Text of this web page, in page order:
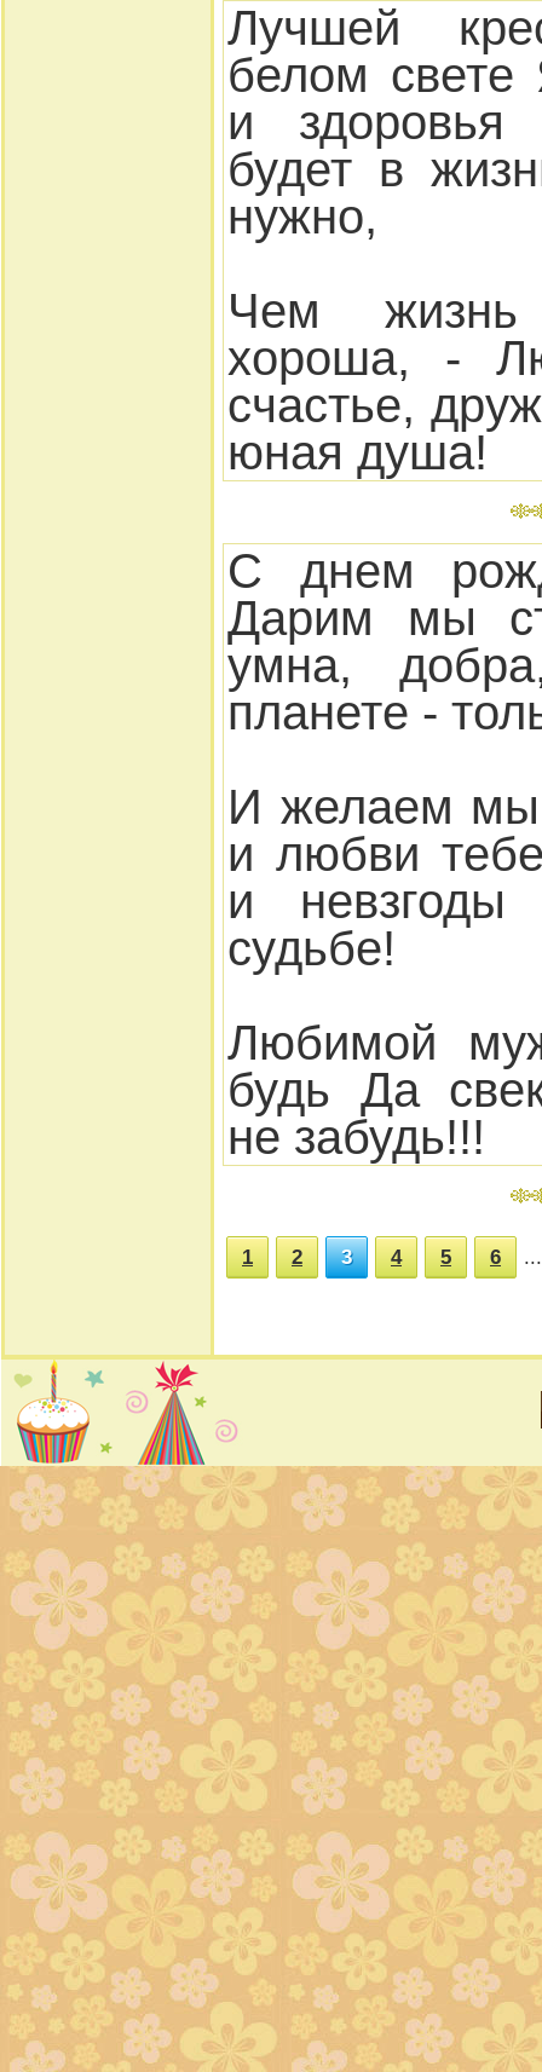
Лучшей
белом
и
будет в
нужно,
Чем жизнь
хороша, -
счастье,
юная душа!
С днем
Дарим мы
умна,
планете -
И желаем мы
и любви
и
судьбе!
Любимой
будь Да
не забудь!!!
1 2 3 4 5 6 ...